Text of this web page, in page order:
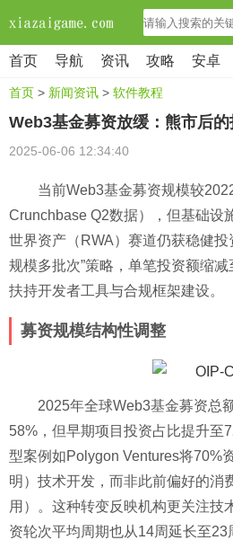
首页 导航 资讯 攻略 安卓
首页 > 新闻资讯 > 软件教程
Web3基金募资放缓：熊市后
2025-06-06 12:34:40
当前Web3基金募资规模较
Crunchbase Q2数据），但基础设
世界资产（RWA）赛道仍获稳健投
规模多批次”策略，单笔投资额缩
扶持开发者工具与合规框架建设。
募资规模结构性调整
2025年全球Web3基金募资总
58%，但早期项目投资占比提升至
型案例如Polygon Ventures将70%
明）技术开发，而非此前偏好的消
用）。这种转变反映机构更关注技
资轮次平均周期也从14周延长至